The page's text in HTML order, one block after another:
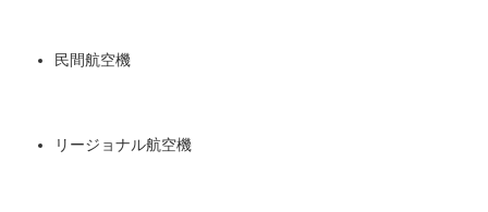
民間航空機
リージョナル航空機